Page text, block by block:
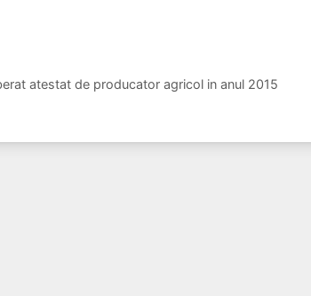
atestat de producator agricol in anul 2015